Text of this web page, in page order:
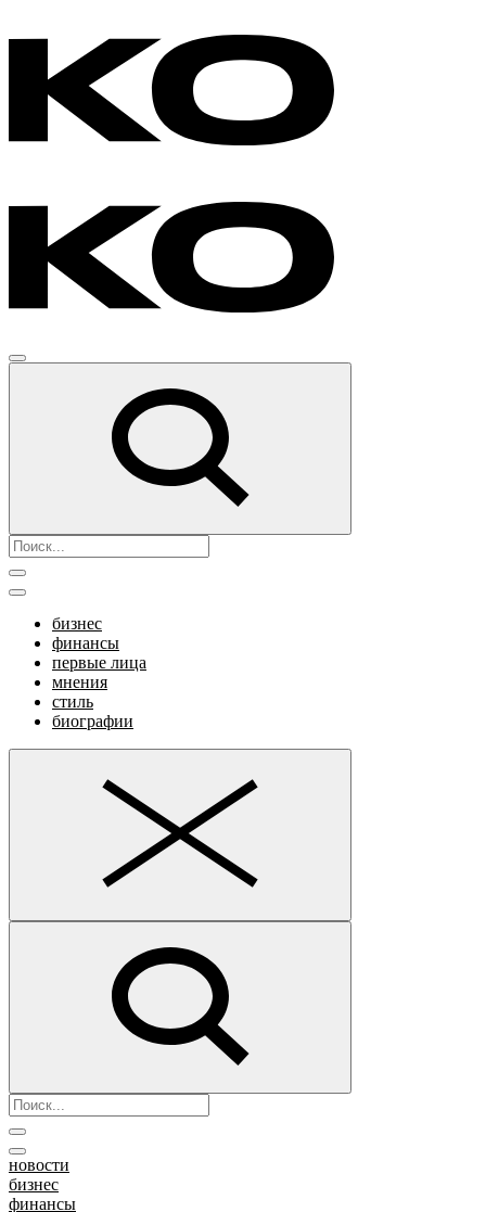
бизнес
финансы
первые лица
мнения
стиль
биографии
новости
бизнес
финансы